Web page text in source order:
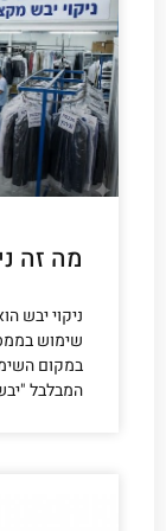
מה זה
ניקוי יבש
שימוש
במקום
המבלבל